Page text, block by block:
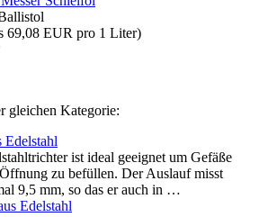
69,08 EUR pro 1 Liter)
gleichen Kategorie:
Edelstahl
ist ideal geeignet um Gefäße
zu befüllen. Der Auslauf misst
9,5 mm, so das er auch in …